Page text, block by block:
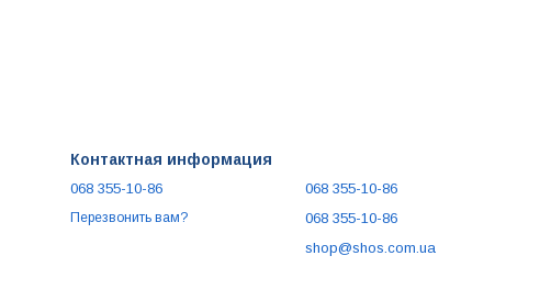
Контактная информация
068 355-10-86
Перезвонить вам?
068 355-10-86
068 355-10-86
shop@shos.com.ua